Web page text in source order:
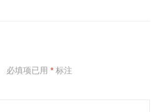
必填项已用 *标注